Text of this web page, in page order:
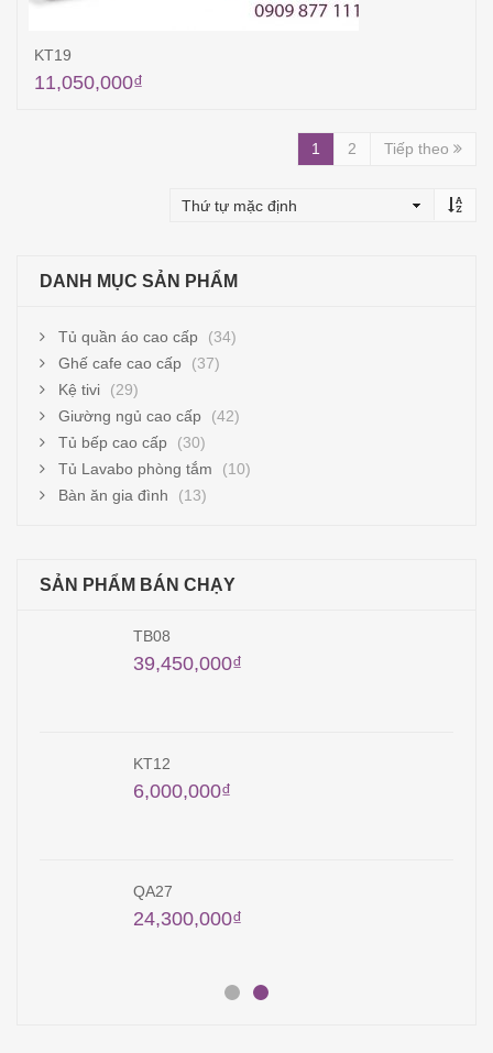
KT19
11,050,000₫
1 2 Tiếp theo
DANH MỤC SẢN PHẨM
Tủ quần áo cao cấp
(34)
Ghế cafe cao cấp
(37)
Kệ tivi
(29)
Giường ngủ cao cấp
(42)
Tủ bếp cao cấp
(30)
Tủ Lavabo phòng tắm
(10)
Bàn ăn gia đình
(13)
SẢN PHẨM BÁN CHẠY
TB08
39,450,000₫
KT12
6,000,000₫
QA27
24,300,000₫